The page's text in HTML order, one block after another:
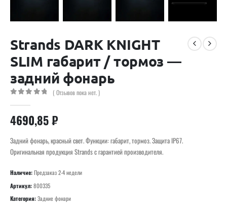
Strands DARK KNIGHT
SLIM габарит / тормоз —
задний фонарь
( Отзывов пока нет. )
4690,85₽
Задний фонарь, красный свет. Функции: габарит, тормоз. Защита IP67.
Оригинальная продукция Strands с гарантией производителя.
Наличие:Предзаказ 2-4 недели
Артикул:800335
Категория:Задние фонари